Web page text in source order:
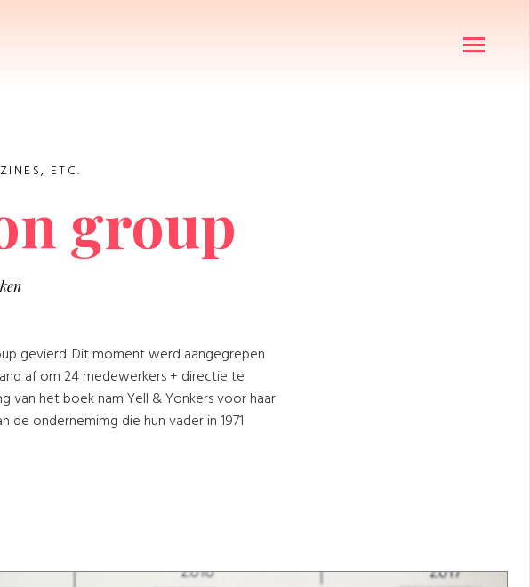
ETC.
group
gevierd. Dit moment werd aangegrepen
af om 24 medewerkers + directie te
van het boek nam Yell & Yonkers voor haar
de ondernemimg die hun vader in 1971